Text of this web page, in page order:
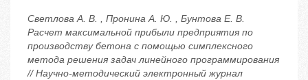
Светлова А. В. , Пронина А. Ю. , Бунтова Е. В.
Расчет максимальной прибыли предприятия по
производству бетона с помощью симплексного
метода решения задач линейного программирования
// Научно-методический электронный журнал